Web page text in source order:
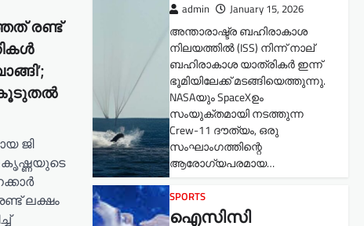
രണ്ട്
കൂടുതൽ
ജി
കൃഷ്ണയുടെ
ലക്ഷം
admin January 15, 2026
അന്താരാഷ്ട്ര ബഹിരാകാശ
നിലയത്തിൽ (ISS) നിന്ന് നാല്
ബഹിരാകാശ യാത്രികർ ഇന്ന്
ഭൂമിയിലേക്ക് മടങ്ങിയെത്തുന്നു.
NASAയും SpaceXഉം
സംയുക്തമായി നടത്തുന്ന
Crew-11 ദൗത്യം, ഒരു
സംഘാംഗത്തിന്റെ
ആരോഗ്യപരമായ…
SPORTS
ഐസിസി